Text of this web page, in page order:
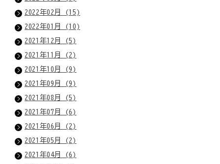
2022年02月 (15)
2022年01月 (10)
2021年12月 (5)
2021年11月 (2)
2021年10月 (9)
2021年09月 (9)
2021年08月 (5)
2021年07月 (6)
2021年06月 (2)
2021年05月 (2)
2021年04月 (6)